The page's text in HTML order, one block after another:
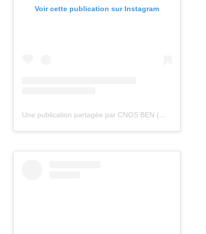
Voir cette publication sur Instagram
Une publication partagée par CNOS BEN (@cnos_ben)